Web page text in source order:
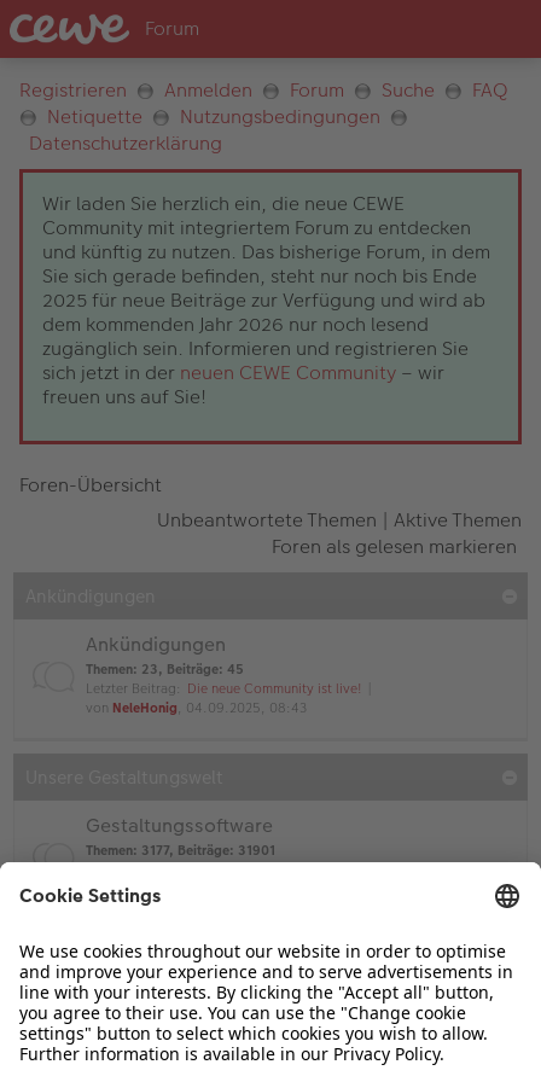
Registrieren Anmelden Forum Suche
FAQ
Netiquette
Nutzungsbedingungen
Datenschutzerklärung
Wir laden Sie herzlich ein, die neue CEWE
Community mit integriertem Forum zu entdecken
und künftig zu nutzen. Das bisherige Forum, in dem
Sie sich gerade befinden, steht nur noch bis Ende
2025 für neue Beiträge zur Verfügung und wird ab
dem kommenden Jahr 2026 nur noch lesend
zugänglich sein. Informieren und registrieren Sie
sich jetzt in der neuen CEWE Community – wir
freuen uns auf Sie!
Foren-Übersicht
Unbeantwortete Themen | Aktive Themen
Foren als gelesen markieren
Ankündigungen
Themen: 23, Beiträge: 45
Letzter Beitrag: Die neue Community ist live!
von NeleHonig, 04.09.2025, 08:43
Gestaltungssoftware
Themen: 3177, Beiträge: 31901
vonufeufe, 15.01.2026, 15:20
Gestaltung & Visualisierung
Themen:1031,Beiträge:13770
Letzter Beitrag: Re: Einstellungen bei Optione…
vonPauli (CEWEianer), 30.12.2025, 15:17
Ideenfindung - Ihre Gestaltung zur Diskussion